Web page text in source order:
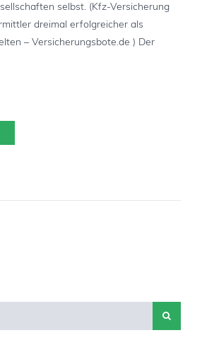
selbst. (Kfz-Versicherung
dreimal erfolgreicher als
– Versicherungsbote.de ) Der